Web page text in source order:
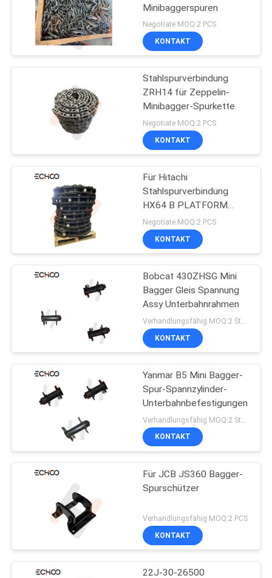
PRIVACY
POLICY
Minibaggerspuren
Negotiate MOQ:2 PCS
KONTAKT
Stahlspurverbindung
ZRH14 für Zeppelin-
Minibagger-Spurkette
Negotiate MOQ:2 PCS
KONTAKT
Für Hitachi
Stahlspurverbindung
HX64 B PLATFORM
Minibaggerspuren
Negotiate MOQ:2 PCS
KONTAKT
Bobcat 430ZHSG Mini
Bagger Gleis Spannung
Assy Unterbahnrahmen
KONTAKT
Yanmar B5 Mini Bagger-
Spur-Spannzylinder-
Unterbahnbefestigungen
KONTAKT
Für JCB JS360 Bagger-
Spurschützer
Verhandlungsfähig MOQ:2 PCS
KONTAKT
22J-30-26500